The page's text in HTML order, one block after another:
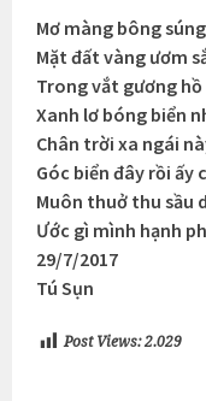
Mơ màng bông
Mặt đất vàng ươm
Trong vắt gương
Xanh lơ bóng biển
Chân trời xa ngái
Góc biển đây rồi ấy
Muôn thuở thu sầu
Ước gì mình hạnh
29/7/2017
Tú Sụn
Post Views: 2.029